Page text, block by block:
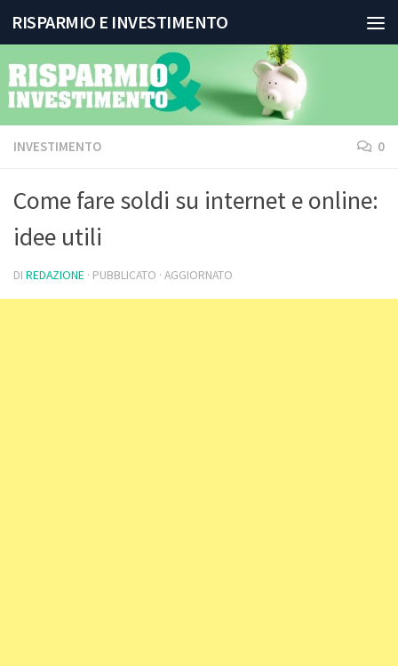
Salta al contenuto
RISPARMIO E INVESTIMENTO
INVESTIMENTO 0
Come fare soldi su internet e online:
idee utili
DI REDAZIONE · PUBBLICATO · AGGIORNATO